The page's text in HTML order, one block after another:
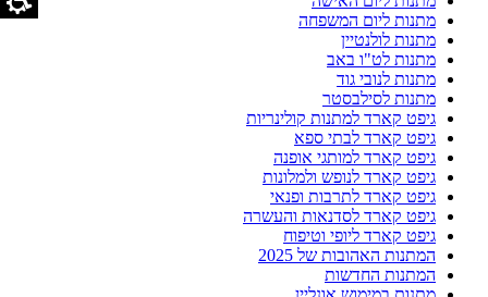
מתנות ליום המשפחה
מתנות לולנטיין
מתנות לט"ו באב
מתנות לנובי גוד
מתנות לסילבסטר
גיפט קארד למתנות קולינריות
גיפט קארד לבתי ספא
גיפט קארד למותגי אופנה
גיפט קארד לנופש ולמלונות
גיפט קארד לתרבות ופנאי
גיפט קארד לסדנאות והעשרה
גיפט קארד ליופי וטיפוח
המתנות האהובות של 2025
המתנות החדשות